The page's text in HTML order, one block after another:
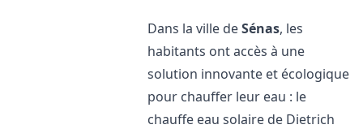
Dans la ville deSénas, les
habitants ont accès à une
solution innovante et écologique
pour chauffer leur eau : le
chauffe eau solaire de Dietrich